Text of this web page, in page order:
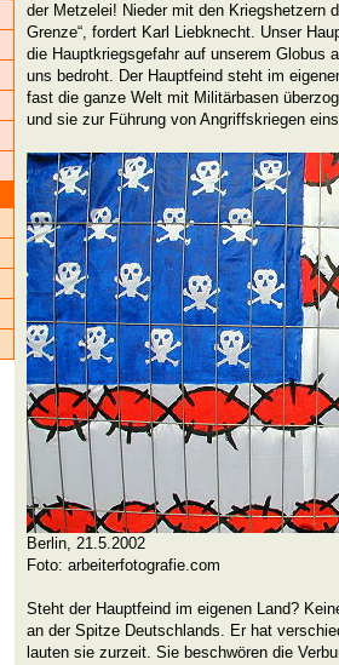
der Metzelei! Nieder mit den Kriegshetzern
Grenze“, fordert Karl Liebknecht. Unser
die Hauptkriegsgefahr auf unserem Globus
uns bedroht. Der Hauptfeind steht im
fast die ganze Welt mit Militärbasen
und sie zur Führung von Angriffskriegen
Berlin, 21.5.2002
Foto: arbeiterfotografie.com
Steht der Hauptfeind im eigenen Land?
an der Spitze Deutschlands. Er hat
lauten sie zurzeit. Sie beschwören die